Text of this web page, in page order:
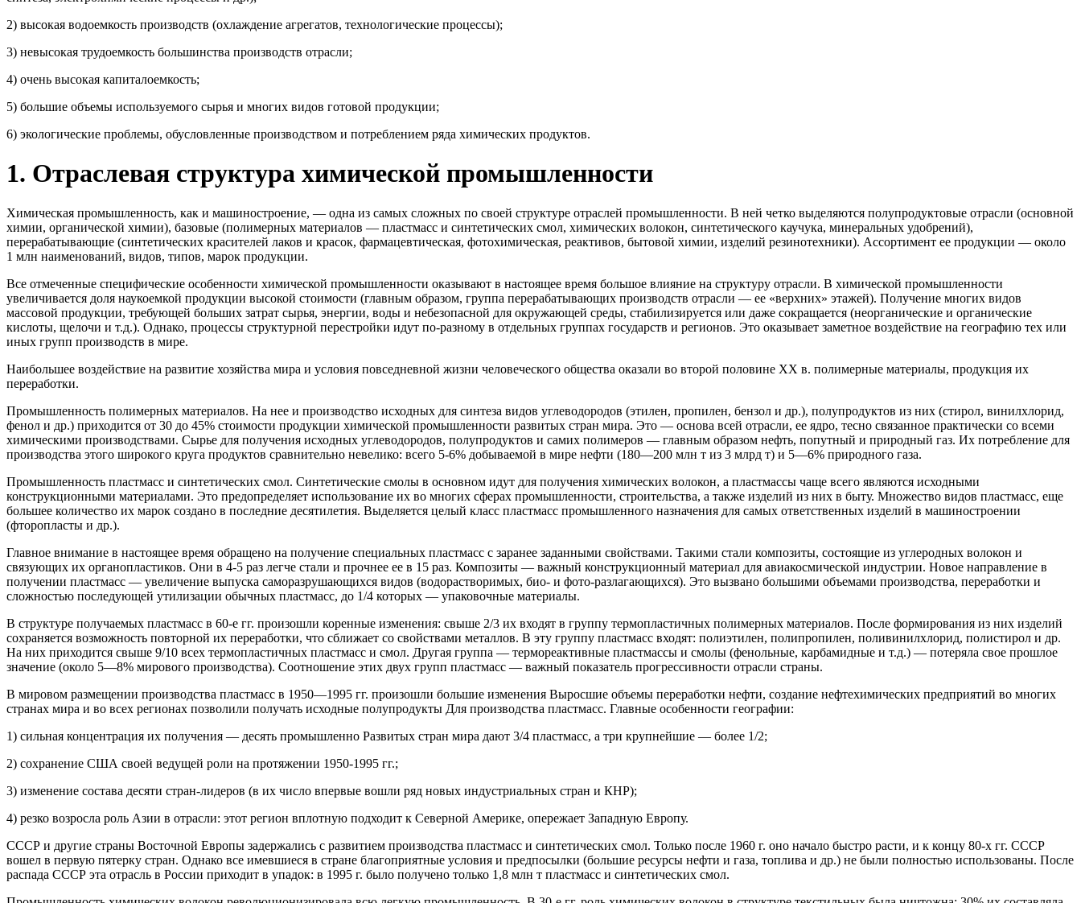
2) высокая водоемкость производств (охлаждение агрегатов, технологические процессы);
3) невысокая трудоемкость большинства производств отрасли;
4) очень высокая капиталоемкость;
5) большие объемы используемого сырья и многих видов готовой продукции;
6) экологические проблемы, обусловленные производством и потреблением ряда химических продуктов.
1. Отраслевая структура химической промышленности
Химическая промышленность, как и машиностроение, — одна из самых сложных по своей структуре отраслей промышленности. В ней четко выделяются полупродуктовые отрасли (основной
химии, органи­ческой химии), базовые (полимерных материалов — пластмасс и син­тетических смол, химических волокон, синтетического каучука, мине­ральных удобрений),
перерабатывающие (синтетических красителей лаков и красок, фармацевтическая, фотохимическая, реактивов, быто­вой химии, изделий резинотехники). Ассортимент ее продукции — около
1 млн наименований, видов, типов, марок продукции.
Все отмеченные специфические особенности химической промышленности оказывают в настоящее время большое влияние на структуру отрасли. В химической промышленности
увеличивается доля наукоемкой продукции высокой стоимости (главным образом, группа перерабатывающих производств отрасли — ее «верхних» эта­жей). Получение многих видов
массовой продукции, требующей боль­ших затрат сырья, энергии, воды и небезопасной для окружающей среды, стабилизируется или даже сокращается (неорганические и ор­ганические
кислоты, щелочи и т.д.). Однако, процессы структурной перестройки идут по-разному в отдельных группах го­сударств и регионов. Это оказывает заметное воздействие на геогра­фию тех или
иных групп производств в мире.
Наибольшее воздействие на развитие хозяйства мира и условия повседневной жизни человеческого общества оказали во второй по­ловине XX в. полимерные материалы, продукция их
переработки.
Промышленность полимерных материалов. На нее и производство исходных для синтеза видов углеводородов (этилен, пропилен, бензол и др.), полупродуктов из них (стирол, винилхлорид,
фенол и др.) при­ходится от 30 до 45% стоимости продукции химической промышлен­ности развитых стран мира. Это — основа всей отрасли, ее ядро, тесно связанное практически со всеми
химическими производствами. Сырье для получения исходных углеводородов, полупродуктов и самих полимеров — главным образом нефть, попутный и природный газ. Их потребление для
производства этого широкого круга продук­тов сравнительно невелико: всего 5-6% добываемой в мире нефти (180—200 млн т из 3 млрд т) и 5—6% природного газа.
Промышленность пластмасс и синтетических смол. Синтетические смолы в основном идут для получения химических волокон, а пластмассы чаще всего являются исходными
конструкционными матери­алами. Это предопределяет использование их во многих сферах промышленности, строительства, а также изделий из них в быту. Мно­жество видов пластмасс, еще
большее количество их марок создано в последние десятилетия. Выделяется целый класс пластмасс про­мышленного назначения для самых ответственных изделий в маши­ностроении
(фторопласты и др.).
Главное внимание в настоящее время обращено на получение спе­циальных пластмасс с заранее заданными свойствами. Такими стали композиты, состоящие из углеродных волокон и
связующих их органопластиков. Они в 4-5 раз легче стали и прочнее ее в 15 раз. Ком­позиты — важный конструкционный материал для авиакосмической индустрии. Новое направление в
получении пластмасс — увеличение выпуска саморазрушающихся видов (водорастворимых, био- и фото-разлагающихся). Это вызвано большими объемами производства, переработки и
сложностью последующей утилизации обычных пласт­масс, до 1/4 которых — упаковочные материалы.
В структуре получаемых пластмасс в 60-е гг. произошли коренные изменения: свыше 2/3 их входят в группу термопластичных полимер­ных материалов. После формирования из них изделий
сохраняется возможность повторной их переработки, что сближает со свойствами металлов. В эту группу пластмасс входят: полиэтилен, полипропилен, поливинилхлорид, полистирол и др.
На них приходится свыше 9/10 всех термопластичных пластмасс и смол. Другая группа — терморе­активные пластмассы и смолы (фенольные, карбамидные и т.д.) — потеряла свое прошлое
значение (около 5—8% мирового производст­ва). Соотношение этих двух групп пластмасс — важный показатель прогрессивности отрасли страны.
В мировом размещении производства пластмасс в 1950—1995 гг. про­изошли большие изменения Выросшие объемы переработ­ки нефти, создание нефтехимических предприятий во многих
странах мира и во всех регионах позволили получать исходные полупродукты Для производства пластмасс. Главные особенности географии:
1) сильная концентрация их получения — десять промышленно Развитых стран мира дают 3/4 пластмасс, а три крупнейшие — более 1/2;
2) сохранение США своей ведущей роли на протяжении 1950-1995 гг.;
3) изменение состава десяти стран-лидеров (в их число впервые вошли ряд новых индустриальных стран и КНР);
4) резко возросла роль Азии в отрасли: этот регион вплотную под­ходит к Северной Америке, опережает Западную Европу.
СССР и другие страны Восточной Европы задержались с развитием производства пластмасс и синтетических смол. Только после 1960 г. оно начало быстро расти, и к концу 80-х гг. СССР
вошел в первую пятерку стран. Однако все имевшиеся в стране благоприятные условия и предпосылки (большие ресурсы нефти и газа, топлива и др.) не были полностью использованы. После
распада СССР эта от­расль в России приходит в упадок: в 1995 г. было получено только 1,8 млн т пластмасс и синтетических смол.